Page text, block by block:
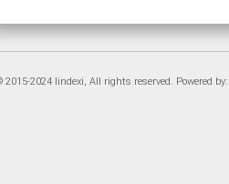
2015-2024 lindexi, All rights reserved. Powered by: